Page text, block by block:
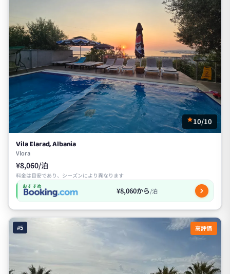
10/10
Vila Elarad, Albania
Vlora
¥8,060/泊
料金は目安であり、シーズンにより異なります
おすすめ ¥8,060から/泊
#5 高評価